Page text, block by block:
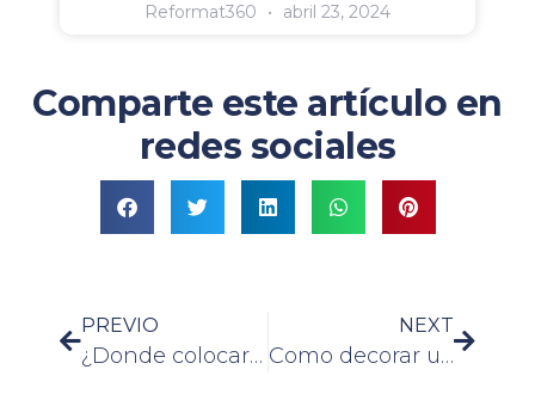
Reformat360 abril 23, 2024
Comparte este artículo en
redes sociales
PREVIO
¿Donde colocar el microondas en una cocina pequeña?
NEXT
Como decorar un jacuzzi